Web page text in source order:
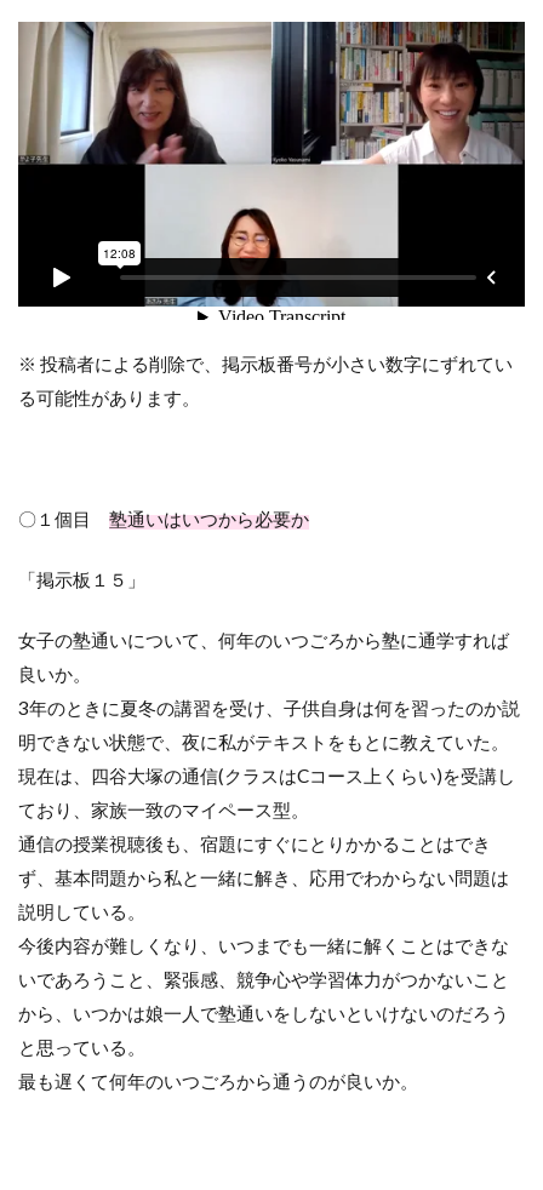
※ 投稿者による削除で、掲示板番号が小さい数字にずれてい
る可能性があります。
〇１個目 塾通いはいつから必要か
「掲示板１５」
女子の塾通いについて、何年のいつごろから塾に通学すれば
良いか。
3年のときに夏冬の講習を受け、子供自身は何を習ったのか説
明できない状態で、夜に私がテキストをもとに教えていた。
現在は、四谷大塚の通信(クラスはCコース上くらい)を受講し
ており、家族一致のマイペース型。
通信の授業視聴後も、宿題にすぐにとりかかることはでき
ず、基本問題から私と一緒に解き、応用でわからない問題は
説明している。
今後内容が難しくなり、いつまでも一緒に解くことはできな
いであろうこと、緊張感、競争心や学習体力がつかないこと
から、いつかは娘一人で塾通いをしないといけないのだろう
と思っている。
最も遅くて何年のいつごろから通うのが良いか。